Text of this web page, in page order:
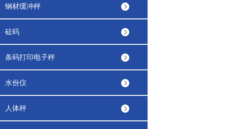
钢材缓冲秤
砝码
条码打印电子秤
水份仪
人体秤